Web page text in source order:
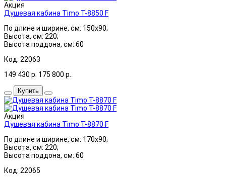
Акция
Душевая кабина Timo Т-8850 F
По длине и ширине, см: 150x90;
Высота, см: 220;
Высота поддона, см: 60
Код: 22063
149 430 р. 175 800 р.
Купить
Акция
Душевая кабина Timo Т-8870 F
По длине и ширине, см: 170x90;
Высота, см: 220;
Высота поддона, см: 60
Код: 22065